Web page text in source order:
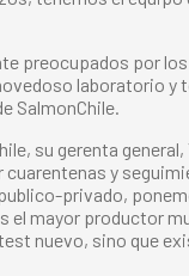
preocupados por
laboratorio y
SalmonChile.
su gerenta
y
privado,
el mayor productor
nuevo, sino que